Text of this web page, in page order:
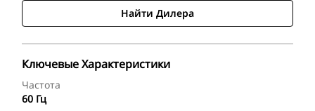
Найти Дилера
Ключевые Характеристики
Частота
60 Гц